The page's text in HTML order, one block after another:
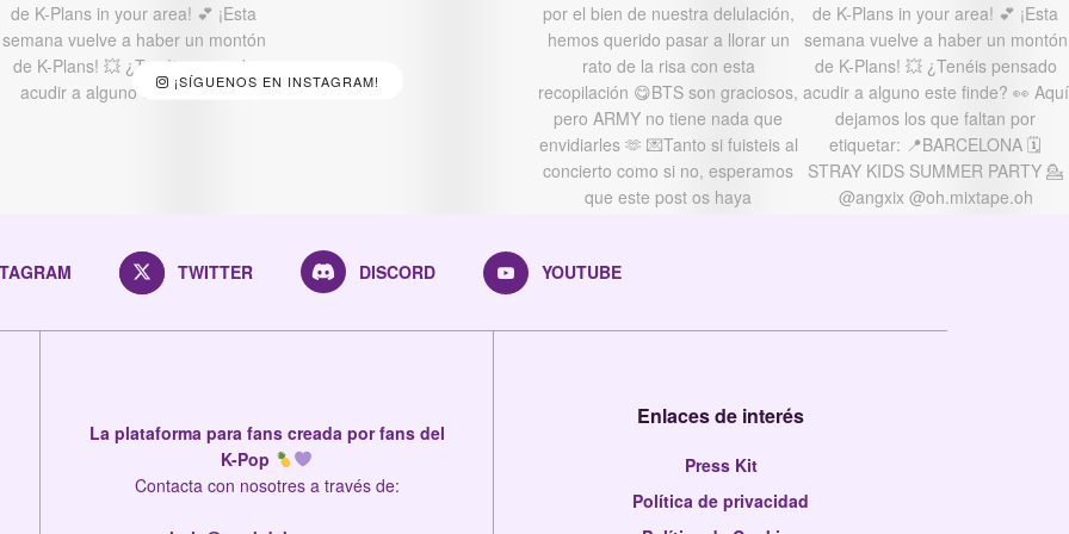
¡SÍGUENOS EN INSTAGRAM!
TWITTER DISCORD YOUTUBE
La plataforma para fans creada por fans del
K-Pop
Contacta con nosotres a través de:
Enlaces de interés
Press Kit
Política de privacidad